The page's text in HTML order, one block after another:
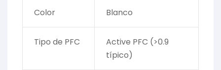
Color Blanco
Tipo de PFC
Active PFC (>0.9
típico)